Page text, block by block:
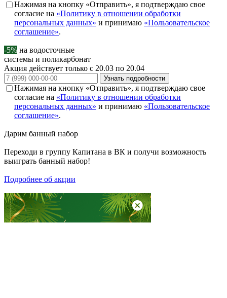
Нажимая на кнопку «Отправить», я подтверждаю свое
согласие на «Политику в отношении обработки
персональных данных» и принимаю «Пользовательское
соглашение».
-5% на водосточные
системы и поликарбонат
Акция действует только с 20.03 по 20.04
Узнать подробности
Нажимая на кнопку «Отправить», я подтверждаю свое
согласие на «Политику в отношении обработки
персональных данных» и принимаю «Пользовательское
соглашение».
Дарим банный набор
Переходи в группу Капитана в ВК и получи возможность
выиграть банный набор!
Подробнее об акции